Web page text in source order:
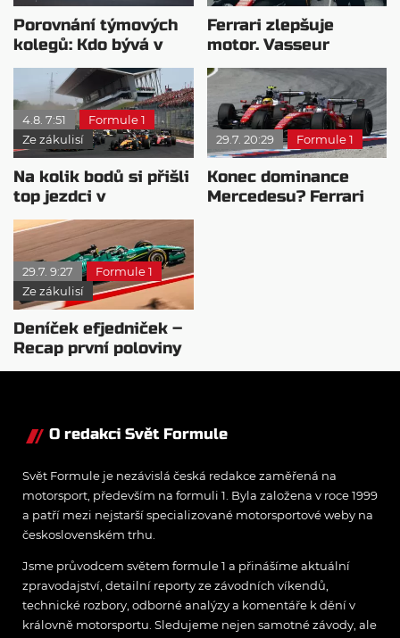
Porovnání týmových
kolegů: Kdo bývá v
sobotu nejrychlejší?
Ferrari zlepšuje
motor. Vasseur
chystá útok na
Mercedes
4.8. 7:51
Formule 1
Ze zákulisí
Na kolik bodů si přišli
top jezdci v
posledních 4
závodech?
29.7. 20:29 Formule 1
Konec dominance
Mercedesu? Ferrari
29.7. 9:27
Formule 1
Ze zákulisí
Deníček efjedniček –
Recap první poloviny
sezóny 2026
O redakci Svět Formule
Svět Formule je nezávislá česká redakce zaměřená na
motorsport, především na formuli 1. Byla založena v roce 1999
a patří mezi nejstarší specializované motorsportové weby na
československém trhu.
Jsme průvodcem světem formule 1 a přinášíme aktuální
zpravodajství, detailní reporty ze závodních víkendů,
technické rozbory, odborné analýzy a komentáře k dění v
královně motorsportu. Sledujeme nejen samotné závody, ale